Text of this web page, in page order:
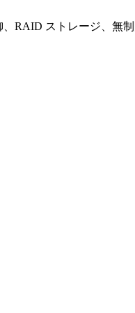
RAID ストレージ、無